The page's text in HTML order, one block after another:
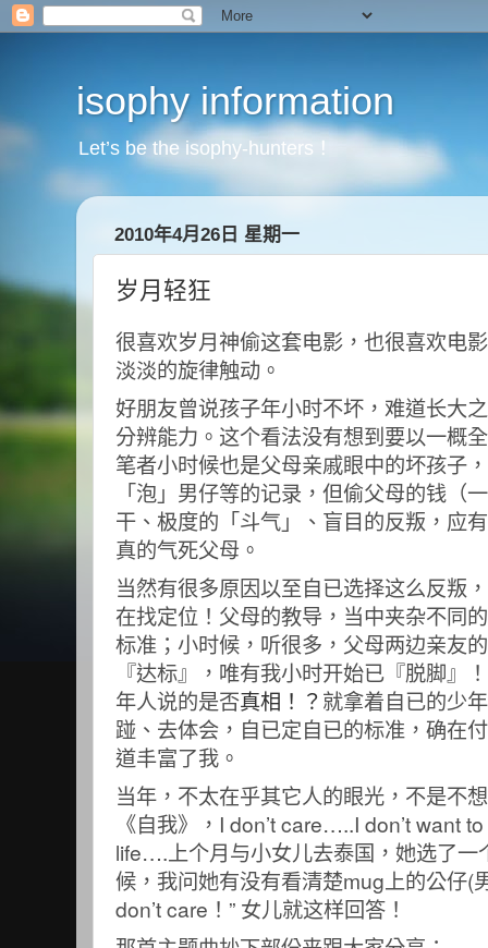
isophy information
Let’s be the isophy-hunters！
2010年4月26日 星期一
岁月轻狂
很喜欢岁月神偷这套电影，也很喜欢电
淡淡的旋律触动。
好朋友曾说孩子年小时不坏，难道长大
分辨能力。这个看法没有想到要以一概
笔者小时候也是父母亲戚眼中的坏孩子
「泡」男仔等的记录，但偷父母的钱（
干、极度的「斗气」、盲目的反叛，应
真的气死父母。
当然有很多原因以至自已选择这么反叛
在找定位！父母的教导，当中夹杂不同
标准；小时候，听很多，父母两边亲友
『达标』，唯有我小时开始已『脱脚』
年人说的是否真相！？就拿着自已的少
踫、去体会，自已定自已的标准，确在
道丰富了我。
当年，不太在乎其它人的眼光，不是不
《自我》，I don’t care…..I don’t want
life….上个月与小女儿去泰国，她选了一
候，我问她有没有看清楚mug上的公仔(
don’t care！” 女儿就这样回答！